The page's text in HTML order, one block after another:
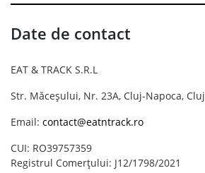
Date de contact
EAT & TRACK S.R.L
Str. Măceșului, Nr. 23A, Cluj-Napoca, Cluj
Email: contact@eatntrack.ro
CUI: RO39757359
Registrul Comerțului: J12/1798/2021